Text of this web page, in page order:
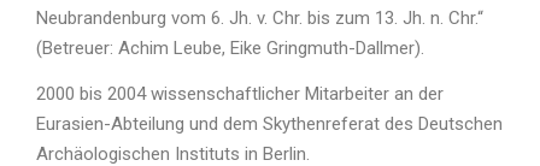
Neubrandenburg vom 6. Jh. v. Chr. bis zum 13. Jh. n. Chr.“
(Betreuer: Achim Leube, Eike Gringmuth-Dallmer).
2000 bis 2004 wissenschaftlicher Mitarbeiter an der
Eurasien-Abteilung und dem Skythenreferat des Deutschen
Archäologischen Instituts in Berlin.